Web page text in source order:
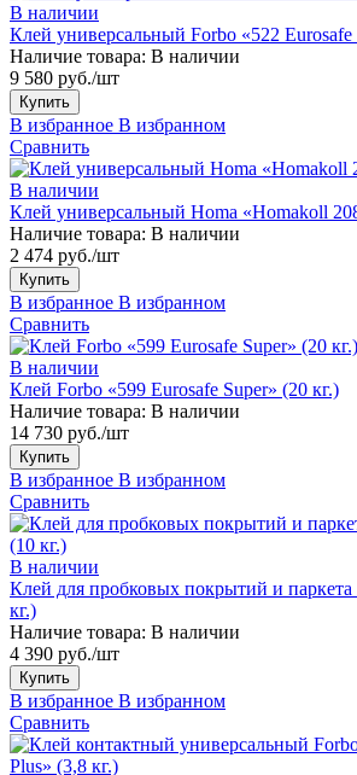
В наличии
Клей универсальный Forbo «522 Eurosafe
Наличие товара: В наличии
9 580 руб./шт
Купить
В избранное В избранном
Сравнить
В наличии
Клей универсальный Homa «Homakoll
Наличие товара: В наличии
2 474 руб./шт
Купить
В избранное В избранном
Сравнить
В наличии
Клей Forbo «599 Eurosafe Super» (20 кг.)
Наличие товара: В наличии
14 730 руб./шт
Купить
В избранное В избранном
Сравнить
В наличии
Клей для пробковых покрытий и
кг.)
Наличие товара: В наличии
4 390 руб./шт
Купить
В избранное В избранном
Сравнить